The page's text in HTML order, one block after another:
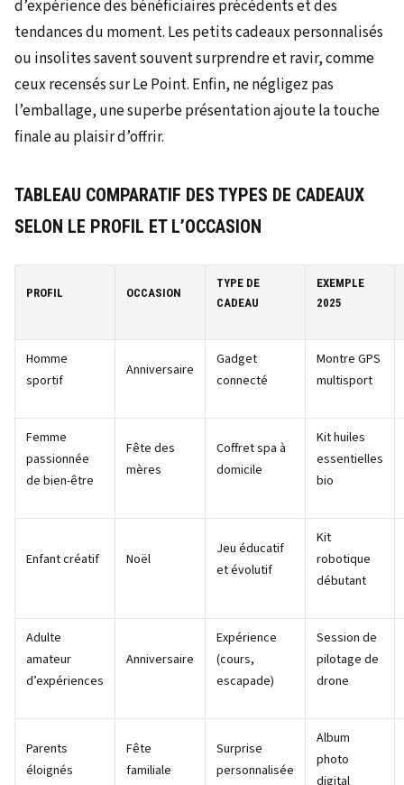
d’expérience des bénéficiaires précédents et des
tendances du moment. Les petits cadeaux personnalisés
ou insolites savent souvent surprendre et ravir, comme
ceux recensés sur Le Point. Enfin, ne négligez pas
l’emballage, une superbe présentation ajoute la touche
finale au plaisir d’offrir.
TABLEAU COMPARATIF DES TYPES DE CADEAUX
SELON LE PROFIL ET L’OCCASION
PROFIL OCCASION
TYPE DE
CADEAU
EXEMPLE
2025
Homme
sportif
Anniversaire
Gadget
connecté
Montre GPS
multisport
Femme
passionnée
de bien-être
Fête des
mères
Coffret spa à
domicile
Kit huiles
essentielles
bio
Enfant créatif Noël
Jeu éducatif
et évolutif
Kit
robotique
débutant
Adulte
amateur
d’expériences
Anniversaire
Expérience
(cours,
escapade)
Session de
pilotage de
drone
Parents
éloignés
Fête
familiale
Surprise
personnalisée
Album
photo
digital